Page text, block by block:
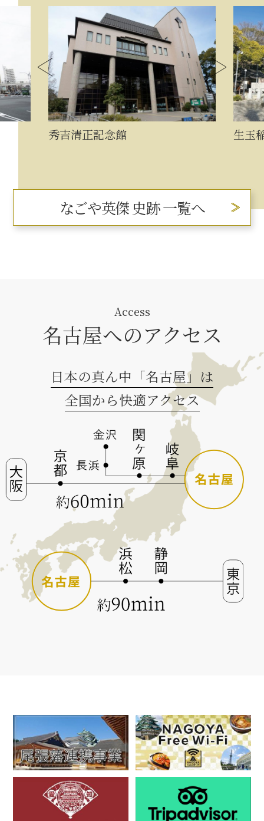
秀吉清正記念館 生玉
なごや英傑 史跡 一覧へ
Access
名古屋へのアクセス
日本の真ん中「名古屋」は
全国から快適アクセス